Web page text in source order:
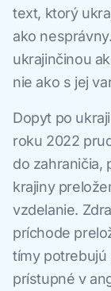
text, ktorý
ako
ukrajinčinou
nie ako s jej
Dopyt po
roku 2022
do zahraničia,
krajiny
vzdelanie.
príchode
tímy potrebujú
prístupné v